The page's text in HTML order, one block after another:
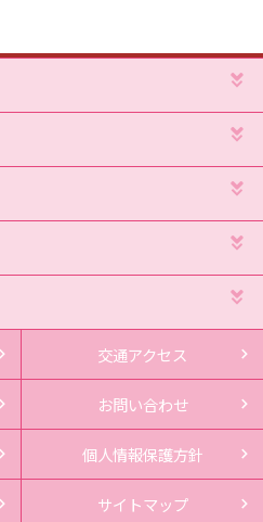
交通アクセス
お問い合わせ
個人情報保護方針
サイトマップ